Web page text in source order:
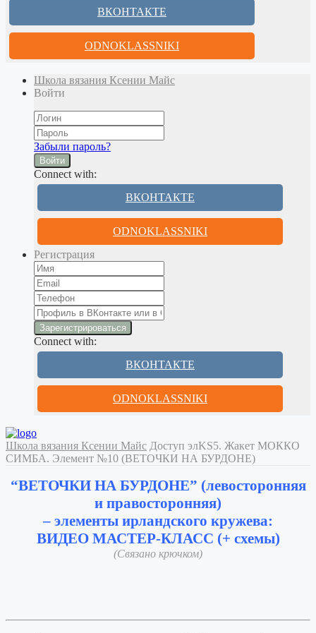
ВКОНТАКТЕ
ODNOKLASSNIKI
Школа вязания Ксении Майс
Войти
Забыли пароль?
Войти
Connect with:
ВКОНТАКТЕ
ODNOKLASSNIKI
Регистрация
Connect with:
ВКОНТАКТЕ
ODNOKLASSNIKI
Школа вязания Ксении Майс Доступ элKS5. Жакет МОККО
СИМБА. Элемент №10 (ВЕТОЧКИ НА БУРДОНЕ)
“ВЕТОЧКИ НА БУРДОНЕ” (левосторонняя
и правосторонняя)
– элементы ирландского кружева:
ВИДЕО МАСТЕР-КЛАСС (+ схемы)
(Связано крючком)